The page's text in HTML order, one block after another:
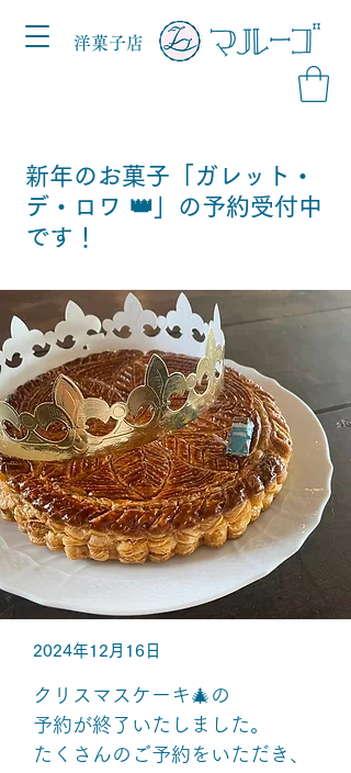
洋菓子店
新年のお菓子「ガレット・
デ・ロワ 👑」の予約受付中
です！
2024年12月16日
クリスマスケーキ🎄の
予約が終了いたしました。
たくさんのご予約をいただき、